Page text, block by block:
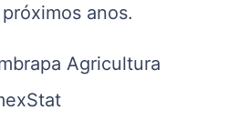
anos.
Agricultura